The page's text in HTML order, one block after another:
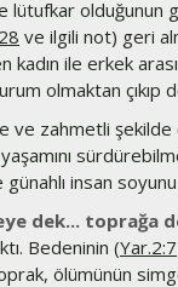
lütufkar
ve ilgili not) geri
kadın ile erkek
olmaktan çıkıp
ve zahmetli şekilde
yaşamını
günahlı insan
dek... toprağa
Bedeninin (Yar.2:7
ölümünün